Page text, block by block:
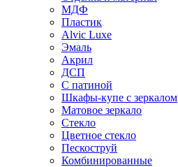
МДФ
Пластик
Alvic Luxe
Эмаль
Акрил
ДСП
С патиной
Шкафы-купе с зеркалом
Матовое зеркало
Стекло
Цветное стекло
Пескоструй
Комбинированные